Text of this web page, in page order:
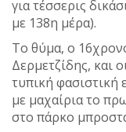
για τέσσερις
με 138η μέρα).
Το θύμα, ο
Δερμετζίδης, και
τυπική φασιστική
με μαχαίρια το
στο πάρκο